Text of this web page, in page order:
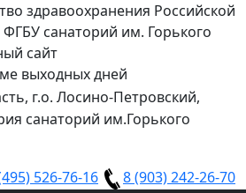
здравоохранения Российской
санаторий им. Горького
сайт
выходных дней
г.о. Лосино-Петровский,
санаторий им.Горького
526-76-16
8 (903) 242-26-70